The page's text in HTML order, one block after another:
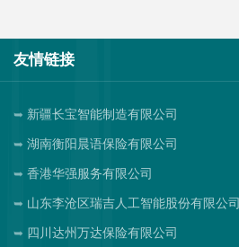
友情链接
新疆长宝智能制造有限公司
湖南衡阳晨语保险有限公司
香港华强服务有限公司
山东李沧区瑞吉人工智能股份有限公司
四川达州万达保险有限公司